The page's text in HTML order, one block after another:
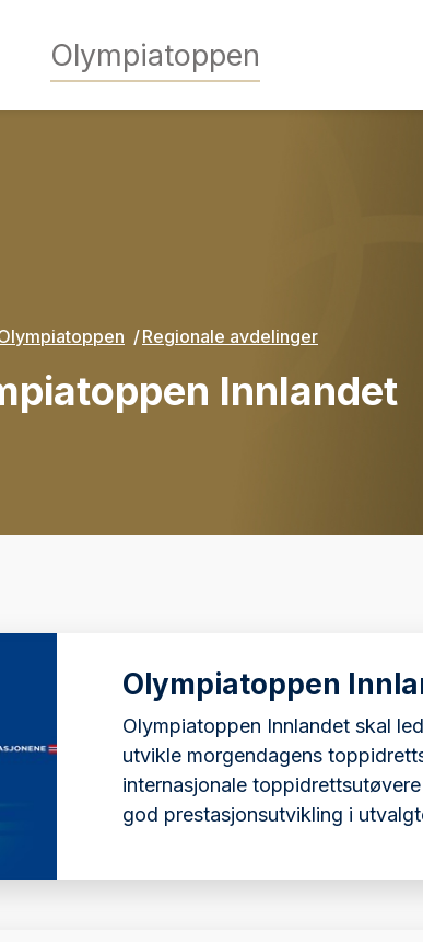
Olympiatoppen
Regionale avdelinger
Innlandet
Olympiatoppen
Olympiatoppen Innlandet skal
utvikle morgendagens
internasjonale
god prestasjonsutvikling i